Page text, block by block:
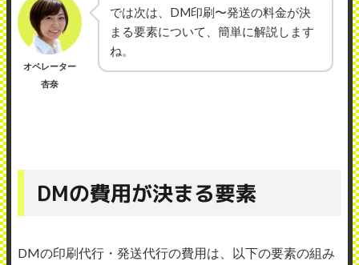
オペレーター
杏奈
では次は、DM印刷〜発送の料金が決
まる要素について、簡単に解説します
ね。
DMの費用が決まる要素
DMの印刷代行・発送代行の費用は、以下の要素の組み